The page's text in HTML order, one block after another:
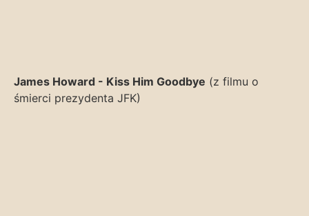
James Howard - Kiss Him Goodbye (z filmu o
śmierci prezydenta JFK)